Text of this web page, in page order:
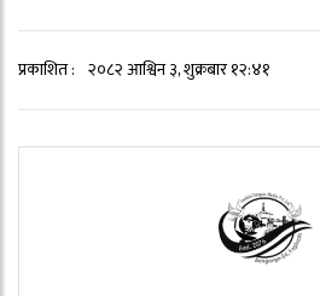
प्रकाशित : २०८२ आश्विन ३, शुक्रबार १२:४१